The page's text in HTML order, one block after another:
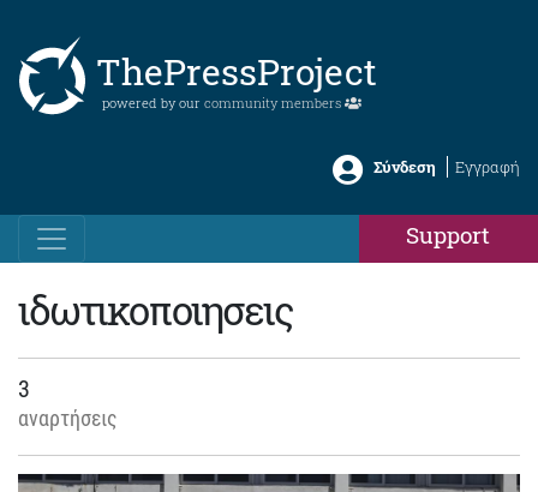
ThePressProject
powered by our community members
Σύνδεση Εγγραφή
Support
ιδωτικοποιησεις
3
αναρτήσεις